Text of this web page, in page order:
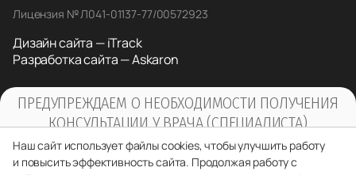
Лицензия № Л041-01137-77/00572923
Дизайн сайта — iTrack
Разработка сайта — Askaron
ПРЕДУПРЕЖДАЕМ О НЕОБХОДИМОСТИ ПОЛУЧЕНИЯ
КОНСУЛЬТАЦИИ У ВРАЧА (СПЕЦИАЛИСТА)
ПО ОКАЗЫВАЕМЫМ УСЛУГАМ И
ПРОТИВОПОКАЗАНИЯМ
Наш сайт использует файлы cookies, чтобы улучшить работу
и повысить эффективность сайта. Продолжая работу с